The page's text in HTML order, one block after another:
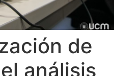
de
análisis